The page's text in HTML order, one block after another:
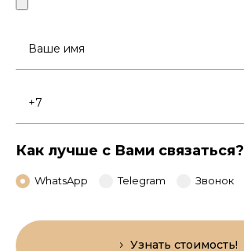
Ваше
имя
Номер
телефона
Как лучше с Вами связаться?
WhatsApp Telegram Звонок
Узнать стоимость!